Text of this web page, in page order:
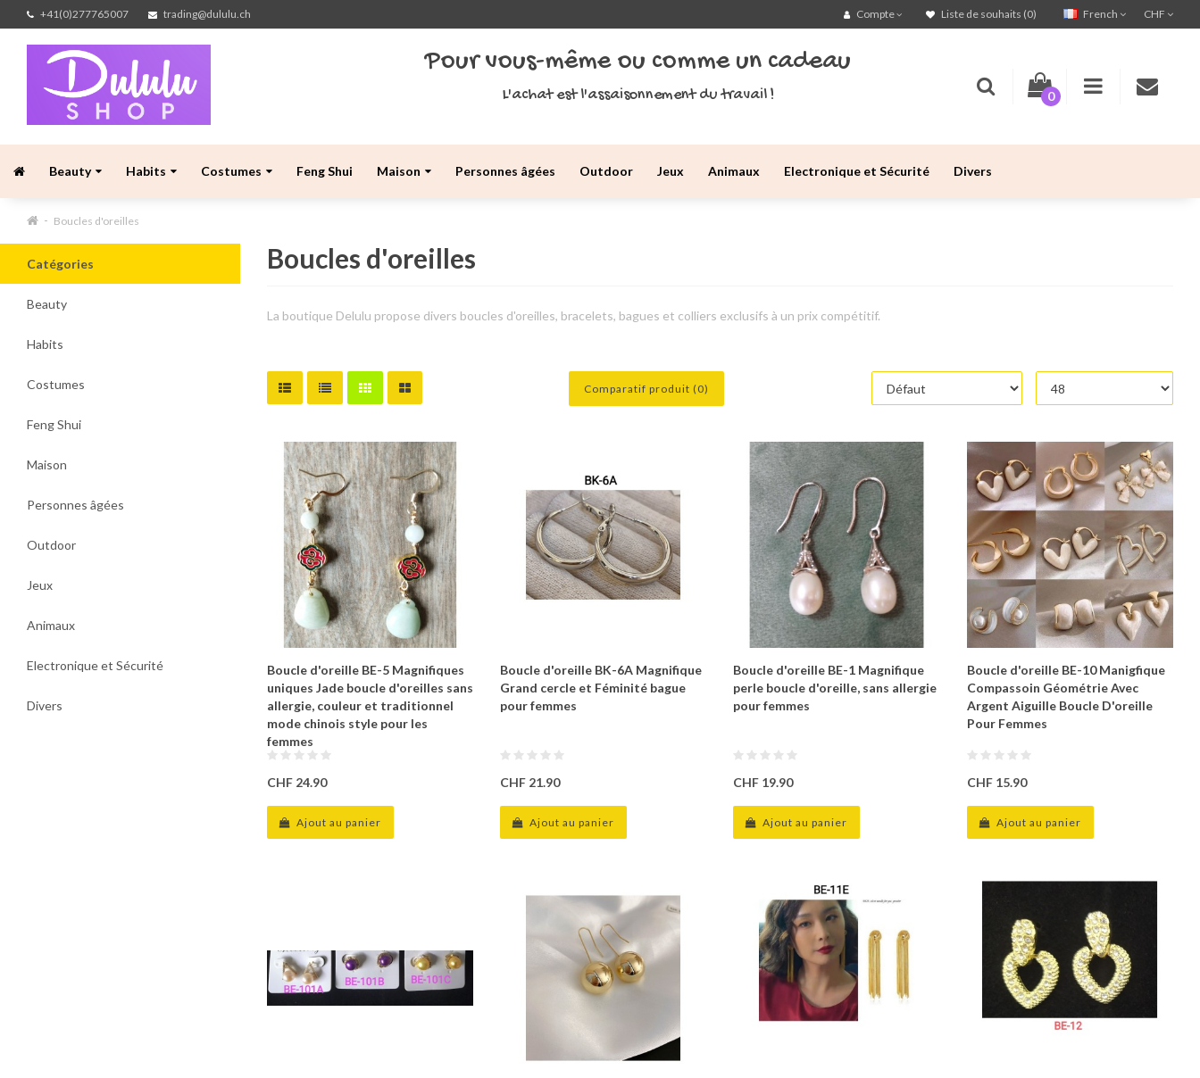
+41(0)277765007 trading@dululu.ch CHF
French
Compte Liste de souhaits (0)
Pour vous-même ou comme un cadeau
L'achat est l'assaisonnement du travail ! 0
Beauty Habits Costumes Feng Shui Maison Personnes âgées Outdoor Jeux Animaux Electronique et Sécurité Divers
Boucles d'oreilles
Catégories
Beauty
Habits
Costumes
Feng Shui
Maison
Personnes âgées
Outdoor
Jeux
Animaux
Electronique et Sécurité
Divers
Boucles d'oreilles
La boutique Delulu propose divers boucles d'oreilles, bracelets, bagues et colliers exclusifs à un prix compétitif.
Comparatif produit (0)
Boucle d'oreille BE-5 Magnifiques
uniques Jade boucle d'oreilles sans
allergie, couleur et traditionnel
mode chinois style pour les
femmes
CHF 24.90
Ajout au panier
Boucle d'oreille BK-6A Magnifique
Grand cercle et Féminité bague
pour femmes
CHF 21.90
Ajout au panier
Boucle d'oreille BE-1 Magnifique
perle boucle d'oreille, sans allergie
pour femmes
CHF 19.90
Ajout au panier
Boucle d'oreille BE-10 Manigfique
Compassoin Géométrie Avec
Argent Aiguille Boucle D'oreille
Pour Femmes
CHF 15.90
Ajout au panier